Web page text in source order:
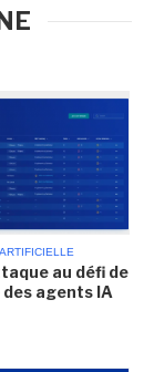
au défi de
agents IA